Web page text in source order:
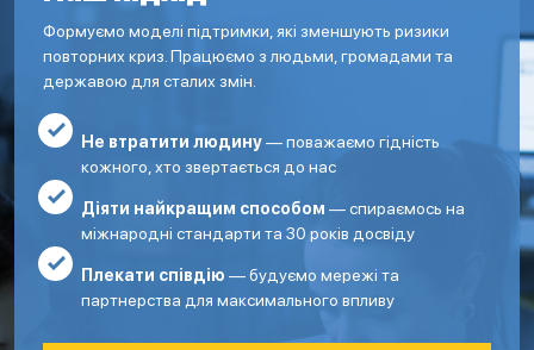
Формуємо моделі підтримки, які зменшують ризики
повторних криз. Працюємо з людьми, громадами та
державою для сталих змін.
Не втратити людину— поважаємо гідність
кожного, хто звертається до нас
Діяти найкращим способом — спираємось на
міжнародні стандарти та 30 років досвіду
Плекати співдію — будуємо мережі та
партнерства для максимального впливу